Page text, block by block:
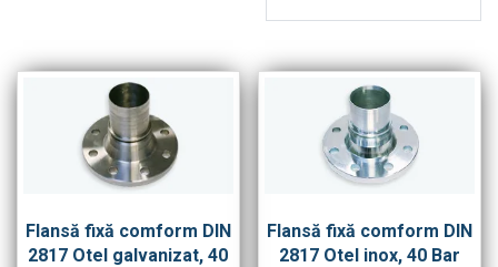
Flansă fixă comform DIN
2817 Otel galvanizat, 40
Flansă fixă comform DIN
2817 Otel inox, 40 Bar